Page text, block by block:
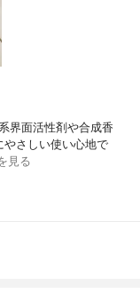
界面活性剤や合成香
やさしい使い心地で
見る